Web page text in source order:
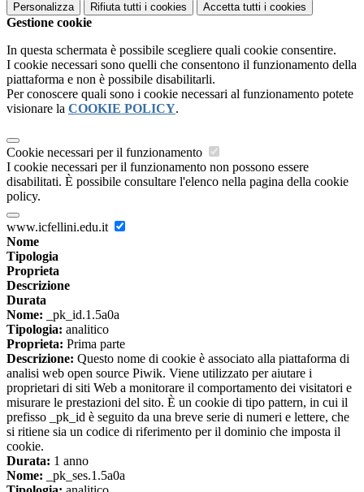
Personalizza Rifiuta tutti i cookies Accetta tutti i cookies
Gestione cookie
In questa schermata è possibile scegliere quali cookie consentire.
I cookie necessari sono quelli che consentono il funzionamento della
piattaforma e non è possibile disabilitarli.
Per conoscere quali sono i cookie necessari al funzionamento potete
visionare la COOKIE POLICY.
Cookie necessari per il funzionamento
I cookie necessari per il funzionamento non possono essere
disabilitati. È possibile consultare l'elenco nella pagina della cookie
policy.
www.icfellini.edu.it
Nome
Tipologia
Proprieta
Descrizione
Durata
Nome: _pk_id.1.5a0a
Tipologia: analitico
Proprieta: Prima parte
Descrizione: Questo nome di cookie è associato alla piattaforma di
analisi web open source Piwik. Viene utilizzato per aiutare i
proprietari di siti Web a monitorare il comportamento dei visitatori e
misurare le prestazioni del sito. È un cookie di tipo pattern, in cui il
prefisso _pk_id è seguito da una breve serie di numeri e lettere, che
si ritiene sia un codice di riferimento per il dominio che imposta il
cookie.
Durata: 1 anno
Nome: _pk_ses.1.5a0a